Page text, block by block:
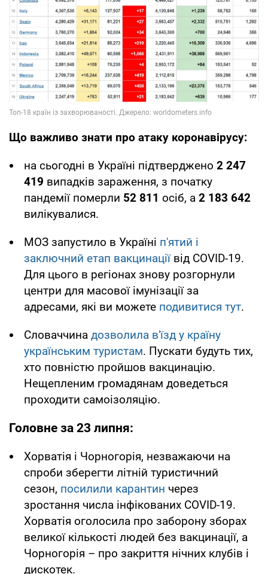
Що важливо знати про атаку коронавірусу:
на сьогодні в Україні підтверджено 2 247
419 випадків зараження, з початку
пандемії померли 52 811 осіб, а 2 183 642
вилікувалися.
МОЗ запустило в Україні п'ятий і
заключний етап вакцинаціївід COVID-19.
Для цього в регіонах знову розгорнули
центри для масової імунізації за
адресами, які ви можете подивитися тут.
Словаччина дозволила в'їзд у країну
українським туристам. Пускати будуть тих,
хто повністю пройшов вакцинацію.
Нещепленим громадянам доведеться
проходити самоізоляцію.
Головне за 23 липня:
Хорватія і Чорногорія, незважаючи на
спроби зберегти літній туристичний
сезон, посилили карантин через
зростання числа інфікованих COVID-19.
Хорватія оголосила про заборону зборах
великої кількості людей без вакцинації, а
Чорногорія – про закриття нічних клубів і
дискотек.